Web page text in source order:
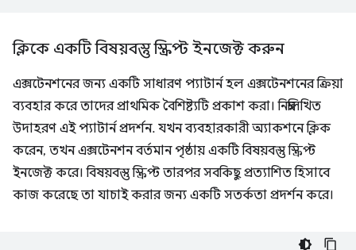
ক্লিকে একটি বিষয়বস্তু স্ক্রিপ্ট ইনজেক্ট করুন
এক্সটেনশনের জন্য একটি সাধারণ প্যাটার্ন হল এক্সটেনশনের ক্রিয়া
ব্যবহার করে তাদের প্রাথমিক বৈশিষ্ট্যটি প্রকাশ করা। নিম্নলিখিত
উদাহরণ এই প্যাটার্ন প্রদর্শন. যখন ব্যবহারকারী অ্যাকশনে ক্লিক
করেন, তখন এক্সটেনশন বর্তমান পৃষ্ঠায় একটি বিষয়বস্তু স্ক্রিপ্ট
ইনজেক্ট করে। বিষয়বস্তু স্ক্রিপ্ট তারপর সবকিছু প্রত্যাশিত হিসাবে
কাজ করেছে তা যাচাই করার জন্য একটি সতর্কতা প্রদর্শন করে।